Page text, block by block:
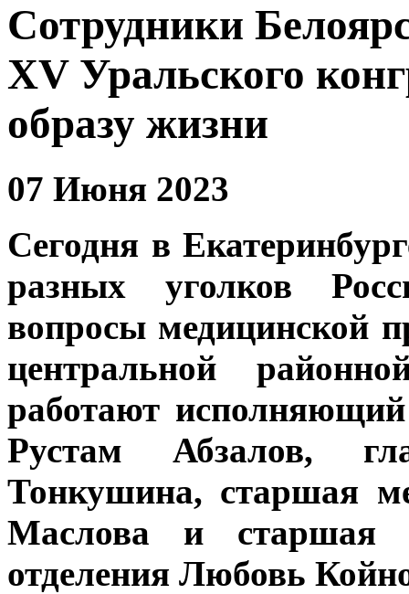
Сотрудники
XV Уральского
образу жизни
07 Июня 2023
Сегодня в
разных уголков
вопросы медицинской
центральной
работают исполняющий
Рустам Абзалов,
Тонкушина, старшая
Маслова и старшая
отделения Любовь